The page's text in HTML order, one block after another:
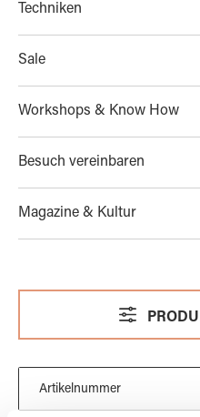
Techniken
Sale
Workshops & Know How
Besuch vereinbaren
Magazine & Kultur